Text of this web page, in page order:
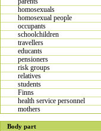
homosexuals
homosexual people
occupants
schoolchildren
travellers
educants
pensioners
risk groups
relatives
students
Finns
health service personnel
mothers
Body part